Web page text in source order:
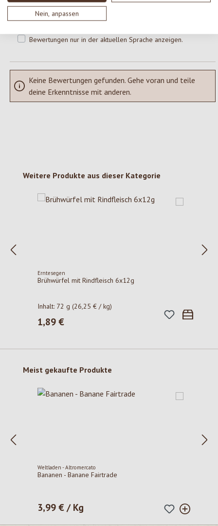
Nein, anpassen
SCHREIBE EINE BEWERTUNG
Bewertungen nur in der aktuellen Sprache anzeigen.
Keine Bewertungen gefunden. Gehe voran und teile
deine Erkenntnisse mit anderen.
Produktgalerie überspringen
Weitere Produkte aus dieser Kategorie
Erntesegen
Brühwürfel mit Rindfleisch 6x12g
Inhalt: 72 g(26,25 € / kg)
Regulärer Preis:
1,89 €
Produktgalerie überspringen
Meist gekaufte Produkte
Weltladen - Altromercato
Bananen - Banane Fairtrade
Regulärer Preis:
3,99 € / Kg